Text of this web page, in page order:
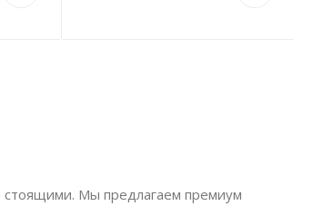
стоящими. Мы предлагаем премиум